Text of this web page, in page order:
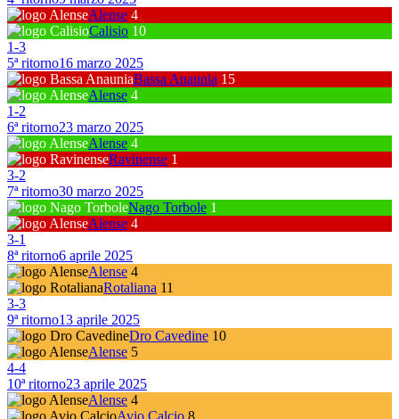
Alense 4
Calisio 10
1-3
5ª ritorno16 marzo 2025
Bassa Anaunia 15
Alense 4
1-2
6ª ritorno23 marzo 2025
Alense 4
Ravinense 1
3-2
7ª ritorno30 marzo 2025
Nago Torbole 1
Alense 4
3-1
8ª ritorno6 aprile 2025
Alense 4
Rotaliana 11
3-3
9ª ritorno13 aprile 2025
Dro Cavedine 10
Alense 5
4-4
10ª ritorno23 aprile 2025
Alense 4
Avio Calcio 8